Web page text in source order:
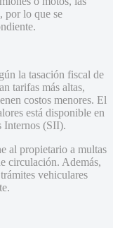
por lo que se
la tasación fiscal de
tarifas más altas,
costos menores. El
está disponible en
Internos (SII).
al propietario a multas
circulación. Además,
vehiculares